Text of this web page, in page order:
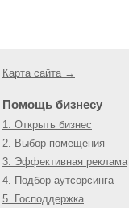
Карта сайта →
Помощь бизнесу
1. Открыть бизнес
2. Выбор помещения
3. Эффективная реклама
4. Подбор аутсорсинга
5. Господдержка